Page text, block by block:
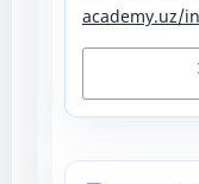
academy.uz/